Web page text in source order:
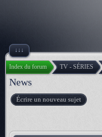
↓↓↓
Index du forum TV - SÉRIES
News
Écrire un nouveau sujet